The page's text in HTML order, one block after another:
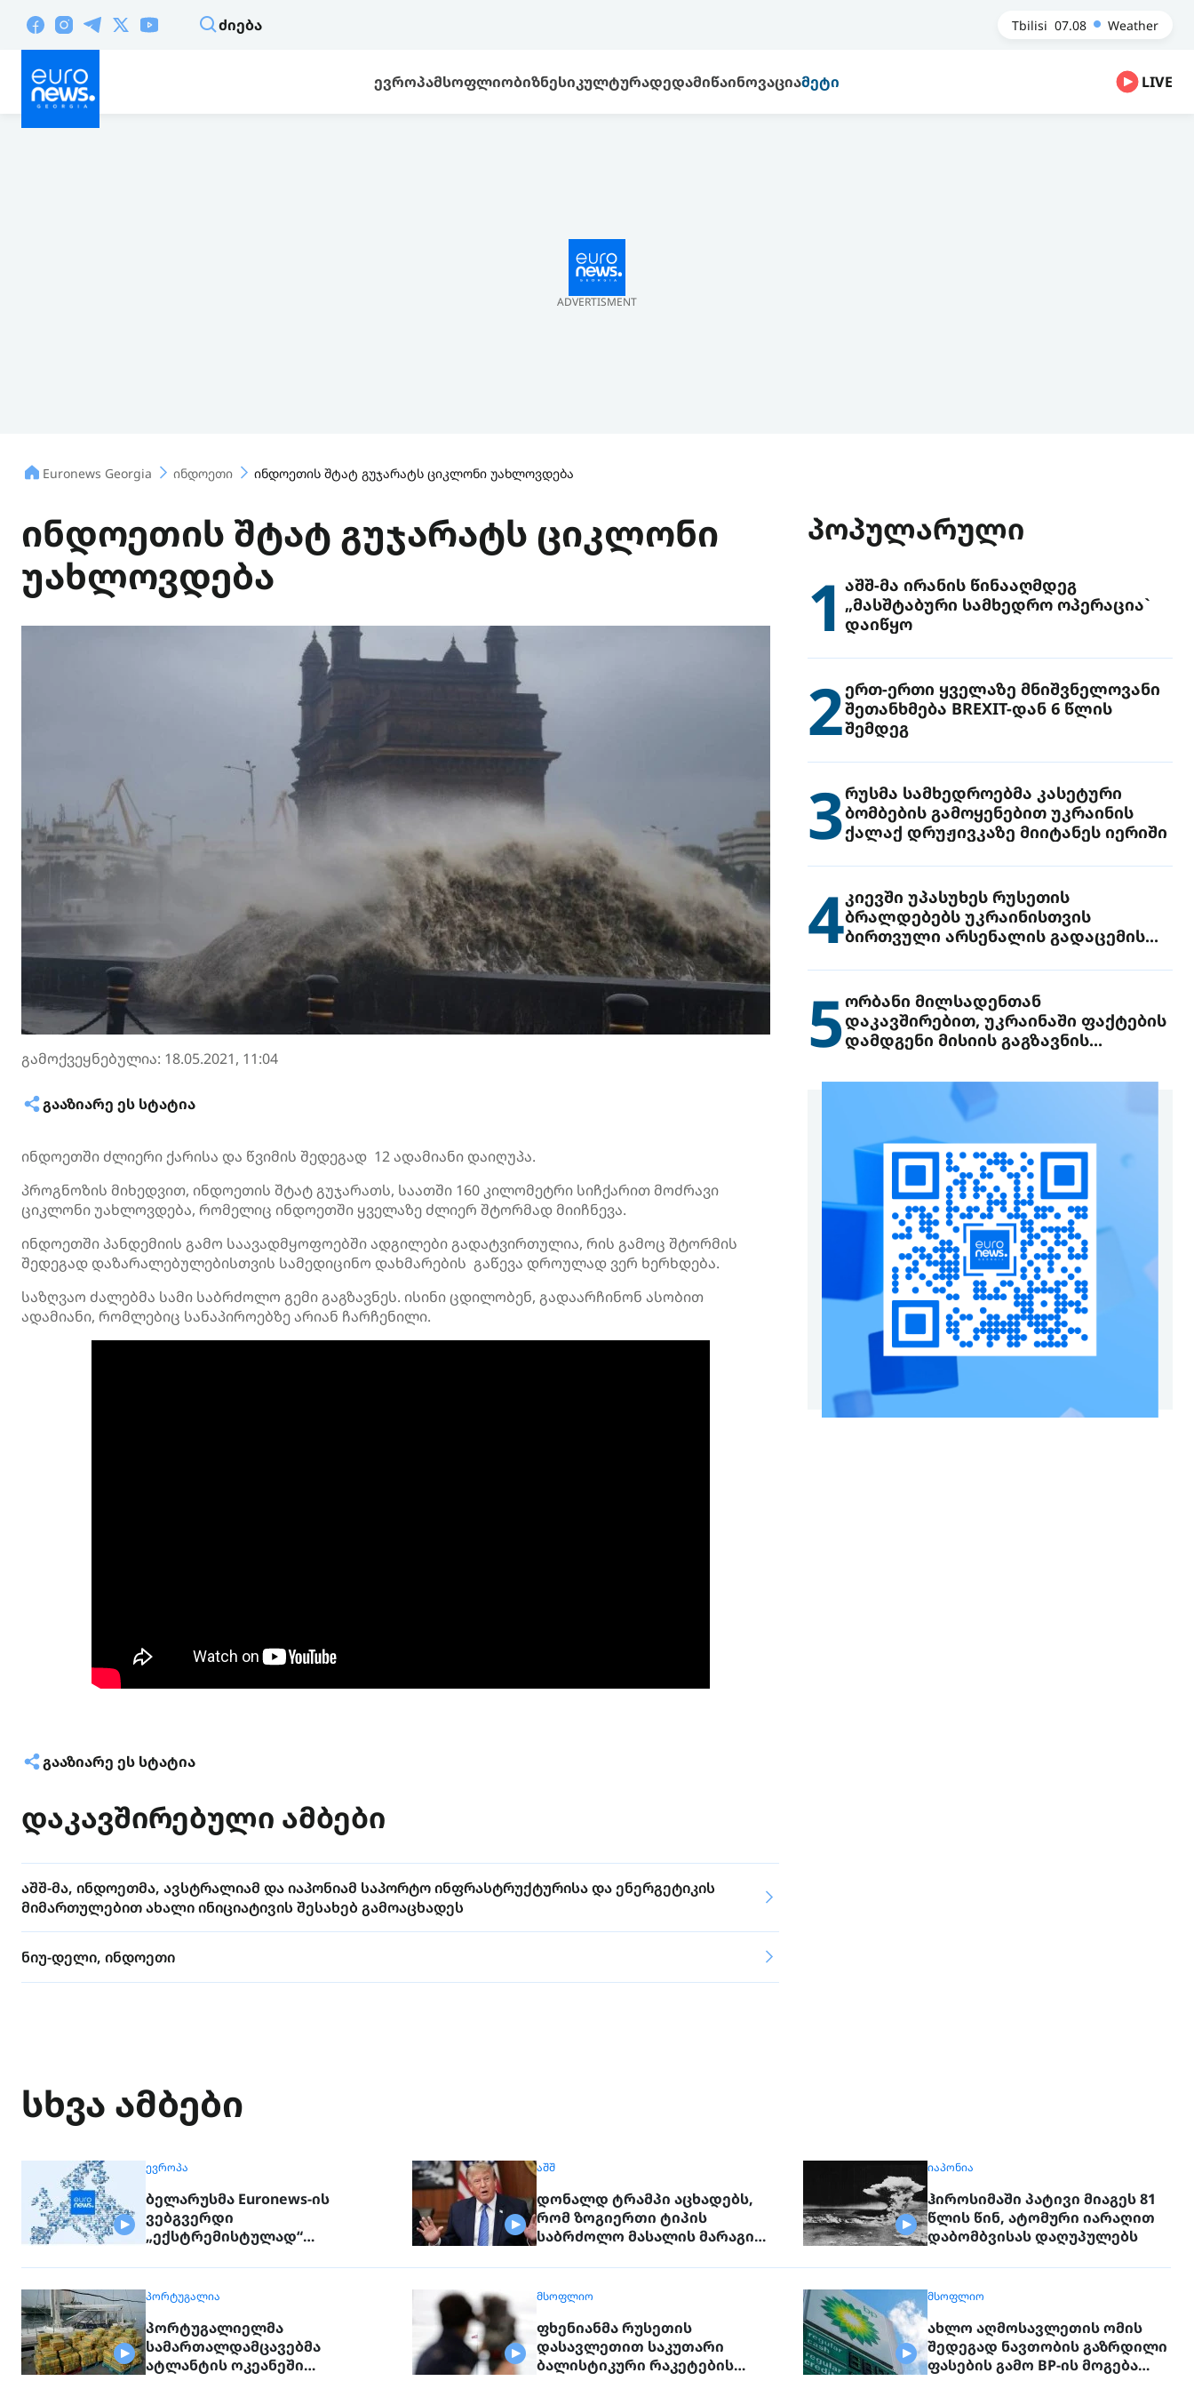
ᲫᲘᲔᲑᲐ Tbilisi 07.08 Weather
ᲔᲕᲠᲝᲞᲐᲛᲡᲝᲤᲚᲘᲝᲑᲘᲖᲜᲔᲡᲘᲙᲣᲚᲢᲣᲠᲐᲓᲔᲓᲐᲛᲘᲬᲐᲘᲜᲝᲕᲐᲪᲘᲐᲛᲔᲢᲘ LIVE
ADVERTISMENT
Euronews Georgia ინდოეთი ინდოეთის შტატ გუჯარატს ციკლონი უახლოვდება
ინდოეთის შტატ გუჯარატს ციკლონი
უახლოვდება
გამოქვეყნებულია: 18.05.2021, 11:04
ᲒᲐᲐᲖᲘᲐᲠᲔ ᲔᲡ ᲡᲢᲐᲢᲘᲐ
ინდოეთში ძლიერი ქარისა და წვიმის შედეგად 12 ადამიანი დაიღუპა.
პროგნოზის მიხედვით, ინდოეთის შტატ გუჯარათს, საათში 160 კილომეტრი სიჩქარით მოძრავი
ციკლონი უახლოვდება, რომელიც ინდოეთში ყველაზე ძლიერ შტორმად მიიჩნევა.
ინდოეთში პანდემიის გამო საავადმყოფოებში ადგილები გადატვირთულია, რის გამოც შტორმის
შედეგად დაზარალებულებისთვის სამედიცინო დახმარების გაწევა დროულად ვერ ხერხდება.
საზღვაო ძალებმა სამი საბრძოლო გემი გაგზავნეს. ისინი ცდილობენ, გადაარჩინონ ასობით
ადამიანი, რომლებიც სანაპიროებზე არიან ჩარჩენილი.
ᲒᲐᲐᲖᲘᲐᲠᲔ ᲔᲡ ᲡᲢᲐᲢᲘᲐ
დაკავშირებული ამბები
აშშ-მა, ინდოეთმა, ავსტრალიამ და იაპონიამ საპორტო ინფრასტრუქტურისა და ენერგეტიკის
მიმართულებით ახალი ინიციატივის შესახებ გამოაცხადეს
ნიუ-დელი, ინდოეთი
ᲞᲝᲞᲣᲚᲐᲠᲣᲚᲘ
1აშშ-მა ირანის წინააღმდეგ
„მასშტაბური სამხედრო ოპერაცია`
დაიწყო
2ერთ-ერთი ყველაზე მნიშვნელოვანი
შეთანხმება BREXIT-დან 6 წლის
შემდეგ
3რუსმა სამხედროებმა კასეტური
ბომბების გამოყენებით უკრაინის
ქალაქ დრუჟივკაზე მიიტანეს იერიში
4კიევში უპასუხეს რუსეთის
ბრალდებებს უკრაინისთვის
ბირთვული არსენალის გადაცემის
5ორბანი მილსადენთან
დაკავშირებით, უკრაინაში ფაქტების
დამდგენი მისიის გაგზავნის
სხვა ამბები
ᲔᲕᲠᲝᲞᲐ
ბელარუსმა Euronews-ის
ვებგვერდი
„ექსტრემისტულად“
ᲐᲨᲨ
დონალდ ტრამპი აცხადებს,
რომ ზოგიერთი ტიპის
საბრძოლო მასალის მარაგი
ᲘᲐᲞᲝᲜᲘᲐ
ჰიროსიმაში პატივი მიაგეს 81
წლის წინ, ატომური იარაღით
დაბომბვისას დაღუპულებს
ᲞᲝᲠᲢᲣᲒᲐᲚᲘᲐ
პორტუგალიელმა
სამართალდამცავებმა
ატლანტის ოკეანეში
ᲛᲡᲝᲤᲚᲘᲝ
ფხენიანმა რუსეთის
დასავლეთით საკუთარი
ბალისტიკური რაკეტების
ᲛᲡᲝᲤᲚᲘᲝ
ახლო აღმოსავლეთის ომის
შედეგად ნავთობის გაზრდილი
ფასების გამო BP-ის მოგება